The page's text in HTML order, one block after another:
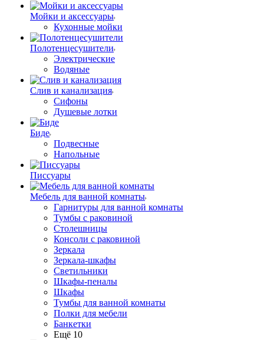
Мойки и аксессуары
Кухонные мойки
Полотенцесушители
Электрические
Водяные
Слив и канализация
Сифоны
Душевые лотки
Биде
Подвесные
Напольные
Писсуары
Мебель для ванной комнаты
Гарнитуры для ванной комнаты
Тумбы с раковиной
Столешницы
Консоли с раковиной
Зеркала
Зеркала-шкафы
Светильники
Шкафы-пеналы
Шкафы
Тумбы для ванной комнаты
Полки для мебели
Банкетки
Ещё 10